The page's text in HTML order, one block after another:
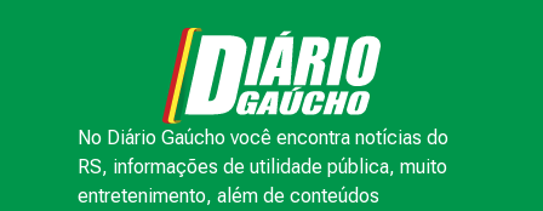
No Diário Gaúcho você encontra notícias do
RS, informações de utilidade pública, muito
entretenimento, além de conteúdos